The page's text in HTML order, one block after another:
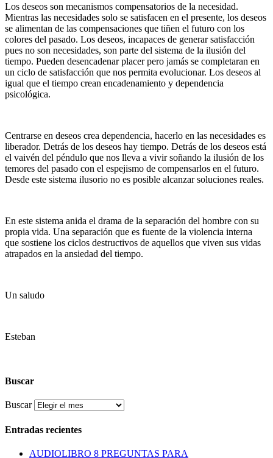
Los deseos son mecanismos compensatorios de la necesidad.
Mientras las necesidades solo se satisfacen en el presente, los deseos
se alimentan de las compensaciones que tiñen el futuro con los
colores del pasado. Los deseos, incapaces de generar satisfacción
pues no son necesidades, son parte del sistema de la ilusión del
tiempo. Pueden desencadenar placer pero jamás se completaran en
un ciclo de satisfacción que nos permita evolucionar. Los deseos al
igual que el tiempo crean encadenamiento y dependencia
psicológica.
Centrarse en deseos crea dependencia, hacerlo en las necesidades es
liberador. Detrás de los deseos hay tiempo. Detrás de los deseos está
el vaivén del péndulo que nos lleva a vivir soñando la ilusión de los
temores del pasado con el espejismo de compensarlos en el futuro.
Desde este sistema ilusorio no es posible alcanzar soluciones reales.
En este sistema anida el drama de la separación del hombre con su
propia vida. Una separación que es fuente de la violencia interna
que sostiene los ciclos destructivos de aquellos que viven sus vidas
atrapados en la ansiedad del tiempo.
Un saludo
Esteban
Buscar
Buscar
Entradas recientes
AUDIOLIBRO 8 PREGUNTAS PARA